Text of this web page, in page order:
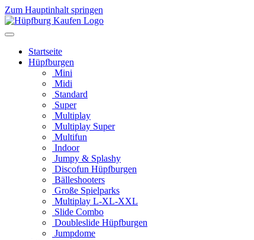
Zum Hauptinhalt springen
Startseite
Hüpfburgen
Mini
Midi
Standard
Super
Multiplay
Multiplay Super
Multifun
Indoor
Jumpy & Splashy
Discofun Hüpfburgen
Bälleshooters
Große Spielparks
Multiplay L-XL-XXL
Slide Combo
Doubleslide Hüpfburgen
Jumpdome